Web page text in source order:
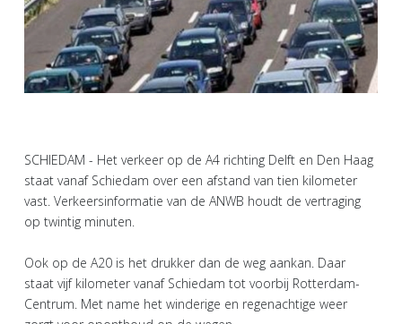
SCHIEDAM - Het verkeer op de A4 richting Delft en Den Haag
staat vanaf Schiedam over een afstand van tien kilometer
vast. Verkeersinformatie van de ANWB houdt de vertraging
op twintig minuten.
Ook op de A20 is het drukker dan de weg aankan. Daar
staat vijf kilometer vanaf Schiedam tot voorbij Rotterdam-
Centrum. Met name het winderige en regenachtige weer